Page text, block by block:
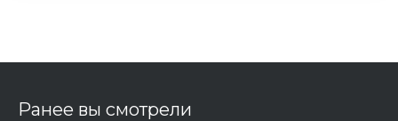
Ранее вы смотрели